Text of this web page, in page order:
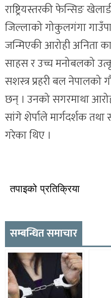
राष्ट्रियस्तरकी फेन्सिङ
जिल्लाको गोकुलगंगा
जन्मिएकी आरोही अनिता
साहस र उच्च मनोबलको
सशस्त्र प्रहरी बल
छन् । उनको सगरमाथा
सांगे शेर्पाले मार्गदर्शक तथा
गरेका थिए ।
तपाइको प्रतिक्रिया
सम्बन्धित समाचार